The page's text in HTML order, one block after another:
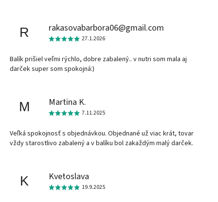
R rakasovabarbora06@gmail.com
27.1.2026
Balík prišiel veľmi rýchlo, dobre zabalený.. v nutri som mala aj
darček super som spokojná:)
M Martina K.
7.11.2025
Veľká spokojnosť s objednávkou. Objednané už viac krát, tovar
vždy starostlivo zabalený a v balíku bol zakaždým malý darček.
K Kvetoslava
19.9.2025